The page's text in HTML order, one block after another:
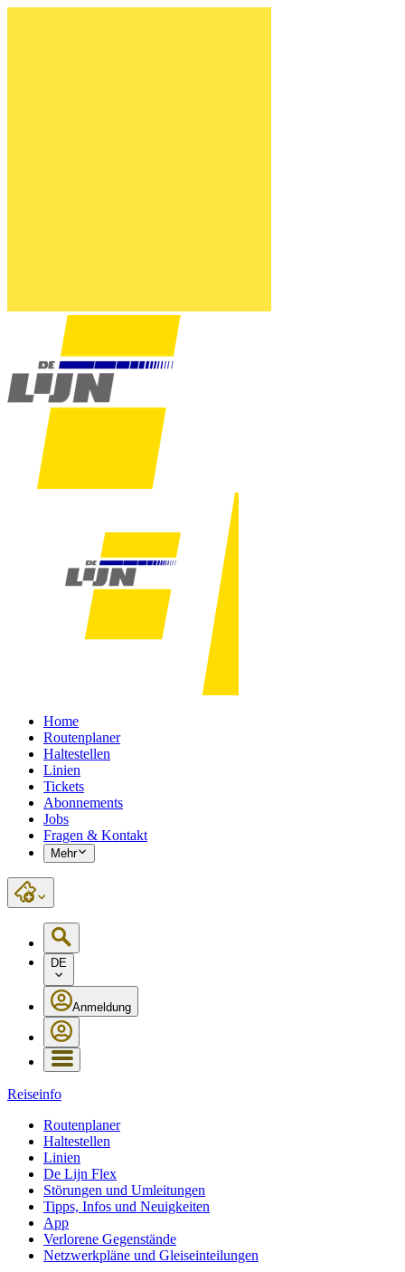
Home
Routenplaner
Haltestellen
Linien
Tickets
Abonnements
Jobs
Fragen & Kontakt
Mehr
DE
Anmeldung
Reiseinfo
Routenplaner
Haltestellen
Linien
De Lijn Flex
Störungen und Umleitungen
Tipps, Infos und Neuigkeiten
App
Verlorene Gegenstände
Netzwerkpläne und Gleiseinteilungen